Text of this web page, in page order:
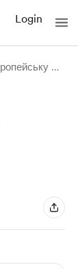
Login
У Парижі обговорять європейську безпеку.